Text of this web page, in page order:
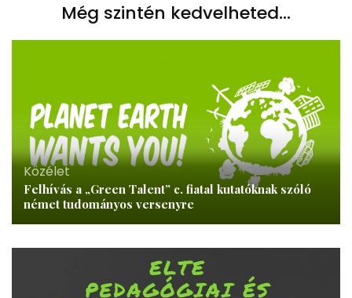
Még szintén kedvelheted...
Közélet
Felhívás a „Green Talent” c. fiatal kutatóknak szóló
német tudományos versenyre